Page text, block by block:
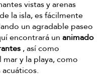
vistas y arenas
la isla, es fácilmente
un agradable paseo
encontrará un animado
, así como
y la playa, como